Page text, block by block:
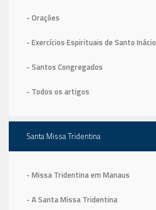
- Orações
- Exercícios Espirituais de Santo Inácio
- Santos Congregados
- Todos os artigos
Santa Missa Tridentina
- Missa Tridentina em Manaus
- A Santa Missa Tridentina